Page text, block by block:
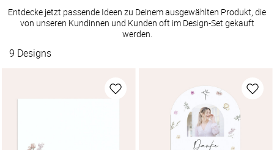
Entdecke jetzt passende Ideen zu Deinem ausgewählten Produkt, die
von unseren Kundinnen und Kunden oft im Design-Set gekauft
werden.
9 Designs